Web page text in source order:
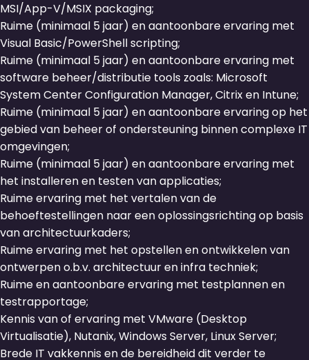
MSI/App-V/MSIX packaging;
Ruime (minimaal 5 jaar) en aantoonbare ervaring met
Visual Basic/PowerShell scripting;
Ruime (minimaal 5 jaar) en aantoonbare ervaring met
software beheer/distributie tools zoals: Microsoft
System Center Configuration Manager, Citrix en Intune;
Ruime (minimaal 5 jaar) en aantoonbare ervaring op het
gebied van beheer of ondersteuning binnen complexe IT
omgevingen;
Ruime (minimaal 5 jaar) en aantoonbare ervaring met
het installeren en testen van applicaties;
Ruime ervaring met het vertalen van de
behoeftestellingen naar een oplossingsrichting op basis
van architectuurkaders;
Ruime ervaring met het opstellen en ontwikkelen van
ontwerpen o.b.v. architectuur en infra techniek;
Ruime en aantoonbare ervaring met testplannen en
testrapportage;
Kennis van of ervaring met VMware (Desktop
Virtualisatie), Nutanix, Windows Server, Linux Server;
Brede IT vakkennis en de bereidheid dit verder te